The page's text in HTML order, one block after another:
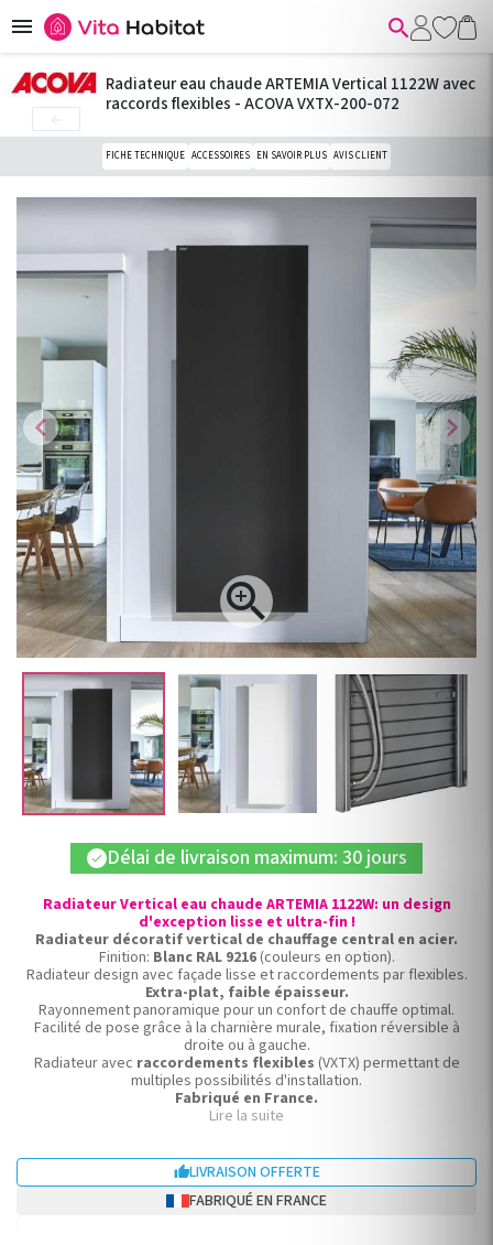
 
chevron_left

chevron_right
Radiateur eau chaude ARTEMIA Vertical 1122W avec
raccords flexibles - ACOVA VXTX-200-072
FICHE TECHNIQUE ACCESSOIRES EN SAVOIR PLUS AVIS CLIENT
check Délai de livraison maximum: 30 jours
Radiateur Vertical eau chaude ARTEMIA 1122W: un design
d'exception lisse et ultra-fin !
Radiateur décoratif vertical de chauffage central en acier.
Finition: Blanc RAL 9216 (couleurs en option).
Radiateur design avec façade lisse et raccordements par flexibles.
Extra-plat, faible épaisseur.
Rayonnement panoramique pour un confort de chauffe optimal.
Facilité de pose grâce à la charnière murale, fixation réversible à
droite ou à gauche.
Radiateur avec raccordements flexibles (VXTX) permettant de
multiples possibilités d'installation.
Fabriqué en France.
1122W(ΔT50K) et
Lire la suite
LIVRAISON OFFERTE
FABRIQUÉ EN FRANCE